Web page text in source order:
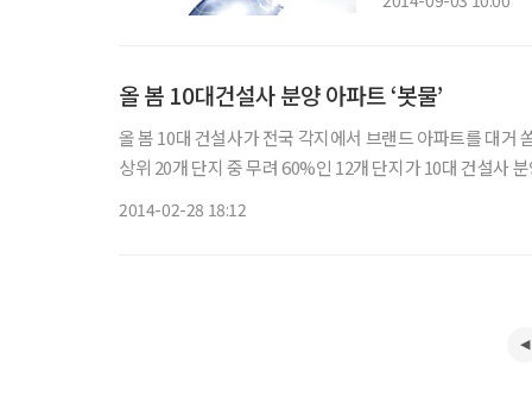
올 봄 10대건설사 분양 아파트 ‘봇물’
올 봄 10대 건설사가 전국 각지에서 브랜드 아파트를 대거 쏟아낼 예정이어서 눈길
상위 20개 단지 중 무려 60%인 12개 단지가 10대 건설사
2014-02-28 18:12